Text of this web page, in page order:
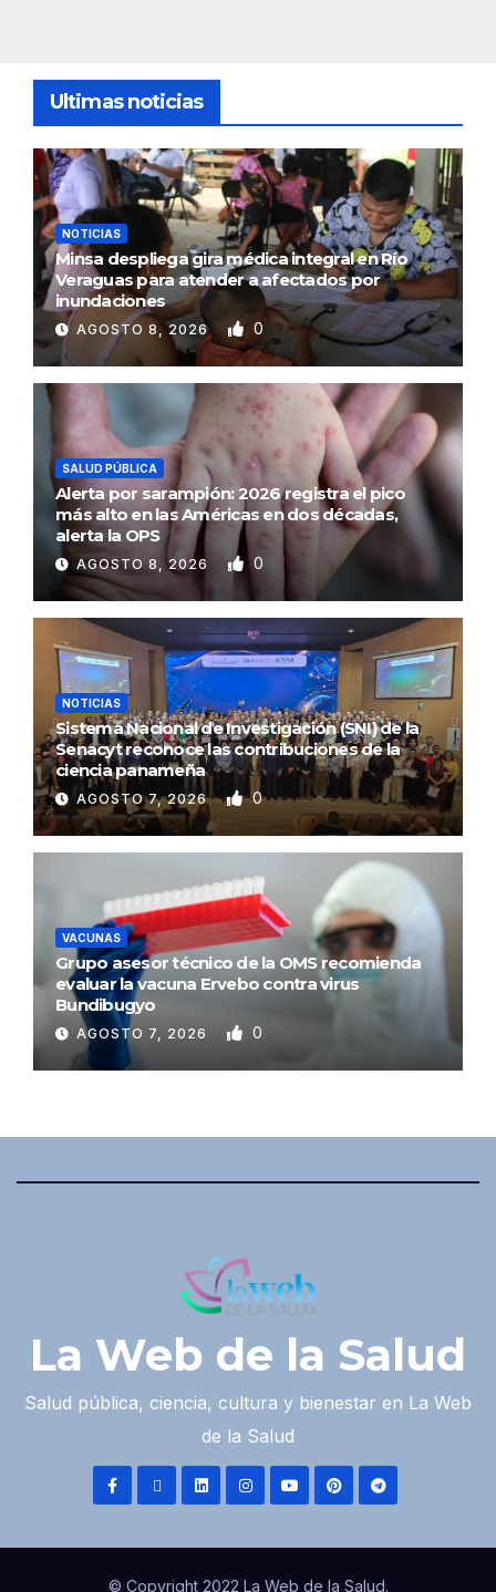
Ultimas noticias
NOTICIAS
Minsa despliega gira médica integral en Río
Veraguas para atender a afectados por
inundaciones
AGOSTO 8, 2026 0
SALUD PÚBLICA
Alerta por sarampión: 2026 registra el pico
más alto en las Américas en dos décadas,
alerta la OPS
AGOSTO 8, 2026 0
NOTICIAS
Sistema Nacional de Investigación (SNI) de la
Senacyt reconoce las contribuciones de la
ciencia panameña
AGOSTO 7, 2026 0
VACUNAS
Grupo asesor técnico de la OMS recomienda
evaluar la vacuna Ervebo contra virus
Bundibugyo
AGOSTO 7, 2026 0
La Web de la Salud
Salud pública, ciencia, cultura y bienestar en La Web
de la Salud
© Copyright 2022 La Web de la Salud.